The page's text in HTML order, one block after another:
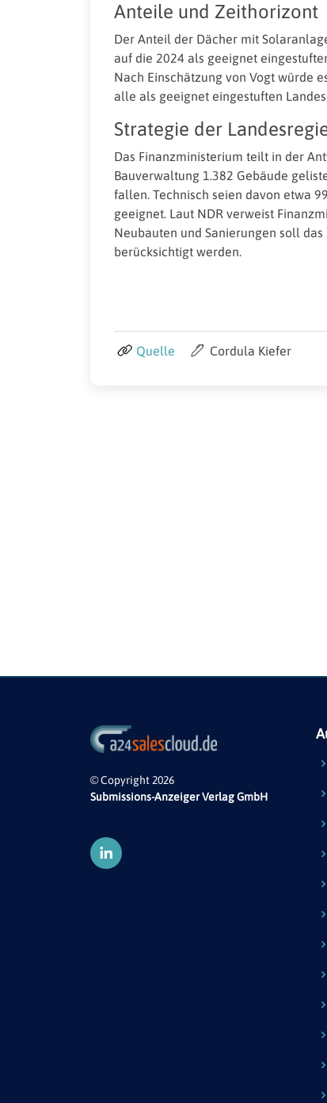
Anteile und Zeithorizont
Der Anteil der Dächer mit
auf die 2024 als geeignet
Nach Einschätzung von Vogt würde
alle als geeignet eingestuften
Strategie der
Das Finanzministerium teilt in der
Bauverwaltung 1.382 Gebäude
fallen. Technisch seien davon etwa
geeignet. Laut NDR verweist
Neubauten und Sanierungen soll
berücksichtigt werden.
Quelle Cordula Kiefer
© Copyright 2026
Submissions-Anzeiger Verlag GmbH